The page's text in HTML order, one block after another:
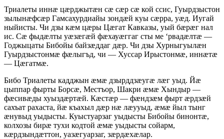
Триалеты иннӕ цӕрджытӕн сӕ сӕр сӕ кой ссис, Гуырдзыстон
зылынӕфсӕр Гамсахурдиайы зондӕй куы сӕрра, уӕд. Иугай
ныйисты. Чи дзы кӕм цӕры Цӕгат Кавказы, уый бӕрӕг нал
ис. Сӕ фыдӕлты уӕзӕгӕй фӕхауӕггаг сты ме ‘рвадӕлтӕ —
Годжыцаты Бибойы байзӕддаг дӕр. Чи дзы Хурныгуылӕн
Гуырдзыстонмӕ фӕлыгъд, чи — Хуссар Ирыстонмӕ, иннӕтӕ
— Цӕгатмӕ.
Бибо Триалеты кадджын ӕмӕ дзырддзӕугӕ лӕг уыд. Йӕ
цыппар фырты Борсӕ, Местъор, Шакри ӕмӕ Хындыр —
фӕсивӕды хуыздӕртӕй. Кӕстӕр — фӕндзӕм фырт ӕрдзӕй
сахъат рахаста, йӕ къахыл дӕр нӕ лӕууыд, ӕмӕ йыл тынг
ӕнувыд уыдысты. Куыстуарзаг уыдысты Бибойы бинонтӕ,
колхозы бирӕ тухи кодтой ӕмӕ уыдысты сойарм,
кӕрдзындӕттон, уазӕгуарзаг, зӕрдӕхӕлар.